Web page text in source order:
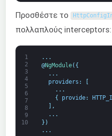
Προσθέστε το
πολλαπλούς interceptors:
1
2
3
4
5
6
7
8
9
10
. . .
@NgModule( {
. . .
providers :
[
. . .
{
provide:
,
. . .
} )
. . .